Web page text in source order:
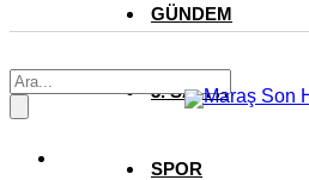
GÜNDEM
3. SAYFA
SPOR